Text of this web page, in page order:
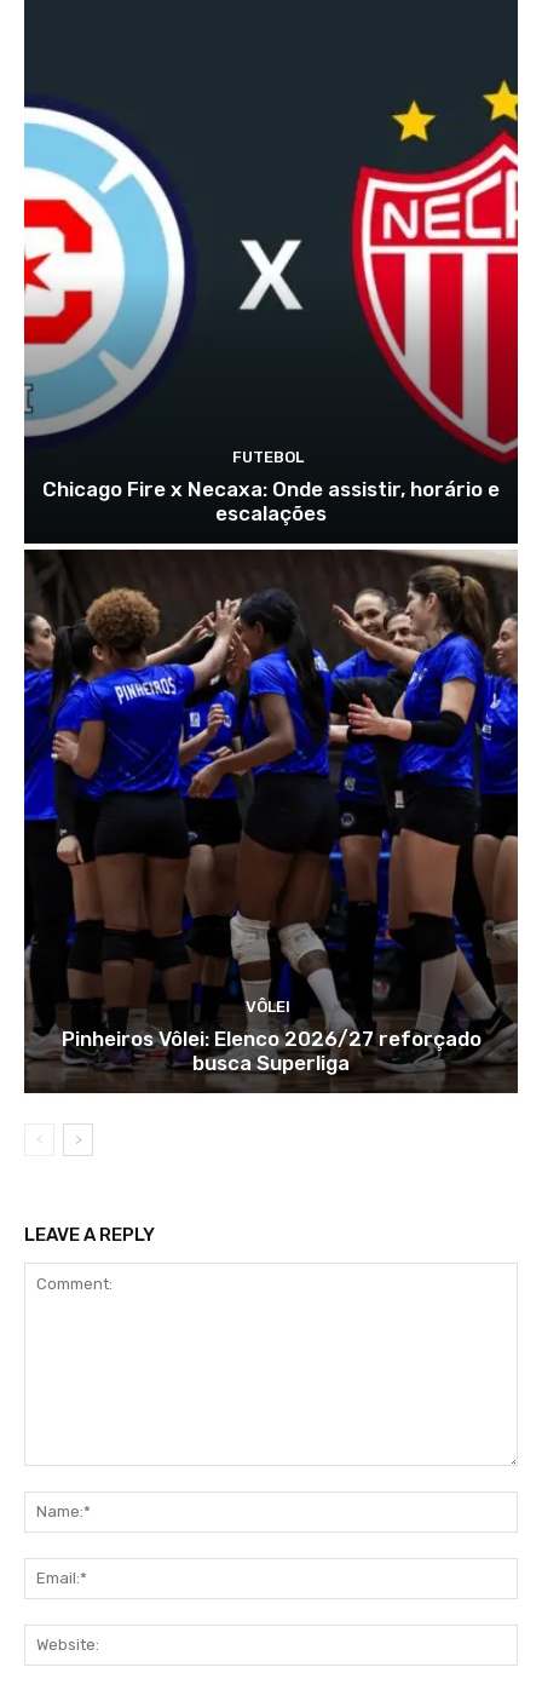
FUTEBOL
Chicago Fire x Necaxa: Onde assistir, horário e
escalações
VÔLEI
Pinheiros Vôlei: Elenco 2026/27 reforçado
busca Superliga
LEAVE A REPLY